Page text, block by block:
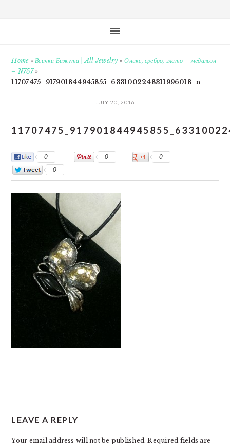
Home»Всички Бижута | All Jewelry »Оникс, сребро, злато – медальон
– N757»
11707475_917901844945855_6331002248311996018_n
JULY 20, 2016
0 0
0
0
INTERACTIONS
LEAVE A REPLY
Your email address will not be published. Required fields are